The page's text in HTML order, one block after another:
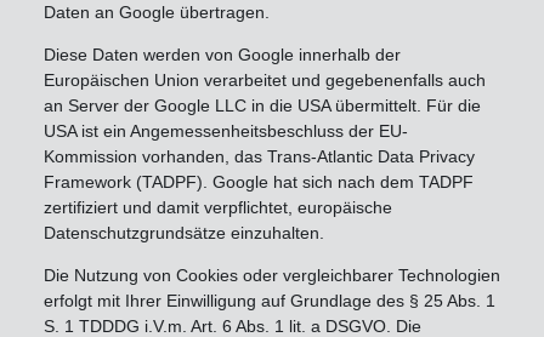
Daten an Google übertragen.
Diese Daten werden von Google innerhalb der
Europäischen Union verarbeitet und gegebenenfalls auch
an Server der Google LLC in die USA übermittelt. Für die
USA ist ein Angemessenheitsbeschluss der EU-
Kommission vorhanden, das Trans-Atlantic Data Privacy
Framework (TADPF). Google hat sich nach dem TADPF
zertifiziert und damit verpflichtet, europäische
Datenschutzgrundsätze einzuhalten.
Die Nutzung von Cookies oder vergleichbarer Technologien
erfolgt mit Ihrer Einwilligung auf Grundlage des § 25 Abs. 1
S. 1 TDDDG i.V.m. Art. 6 Abs. 1 lit. a DSGVO. Die